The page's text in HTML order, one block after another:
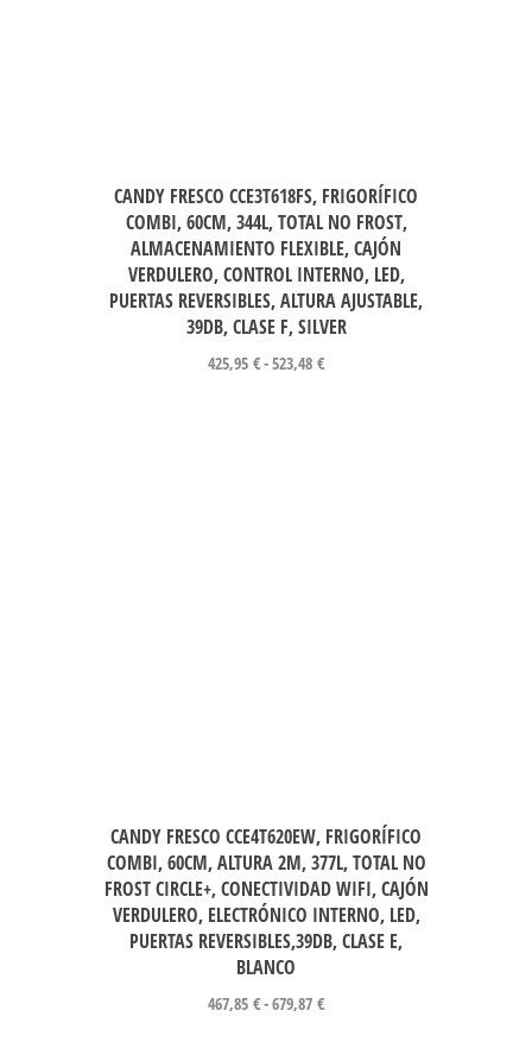
CANDY FRESCO CCE3T618FS, FRIGORÍFICO
COMBI, 60CM, 344L, TOTAL NO FROST,
ALMACENAMIENTO FLEXIBLE, CAJÓN
VERDULERO, CONTROL INTERNO, LED,
PUERTAS REVERSIBLES, ALTURA AJUSTABLE,
39DB, CLASE F, SILVER
425,95 €-523,48 €
CANDY FRESCO CCE4T620EW, FRIGORÍFICO
COMBI, 60CM, ALTURA 2M, 377L, TOTAL NO
FROST CIRCLE+, CONECTIVIDAD WIFI, CAJÓN
VERDULERO, ELECTRÓNICO INTERNO, LED,
PUERTAS REVERSIBLES,39DB, CLASE E,
BLANCO
467,85 €-679,87 €